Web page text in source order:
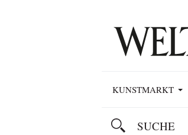
KUNSTMARKT